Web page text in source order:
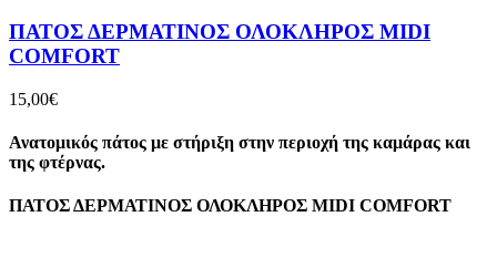
ΠΑΤΟΣ ΔΕΡΜΑΤΙΝΟΣ ΟΛΟΚΛΗΡΟΣ ΜIDI
COMFORT
15,00€
Ανατομικός πάτος με στήριξη στην περιοχή της καμάρας και
της φτέρνας.
ΠΑΤΟΣ ΔΕΡΜΑΤΙΝΟΣ ΟΛΟΚΛΗΡΟΣ ΜIDI COMFORT